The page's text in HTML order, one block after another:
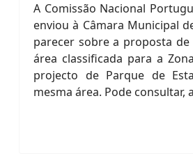
A Comissão Nacional
enviou à Câmara Municipal
parecer sobre a proposta
área classificada para a
projecto de Parque de
mesma área. Pode consultar,